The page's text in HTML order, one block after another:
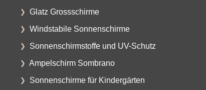
Glatz Grossschirme
Windstabile Sonnenschirme
Sonnenschirmstoffe und UV-Schutz
Ampelschirm Sombrano
Sonnenschirme für Kindergärten